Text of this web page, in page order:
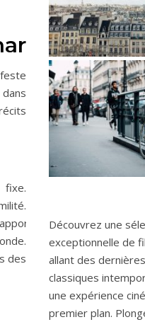
fixe.
des
Découvrez une
exceptionnelle de
allant des
classiques
une expérience
premier plan.